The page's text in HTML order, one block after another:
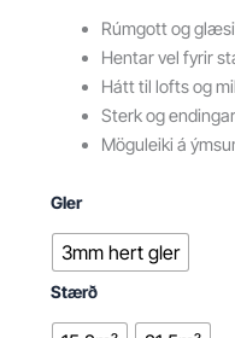
Rúmgott og
Hentar vel fyrir
Hátt til lofts og
Sterk og
Möguleiki á
Gler
3mm hert gler
Stærð